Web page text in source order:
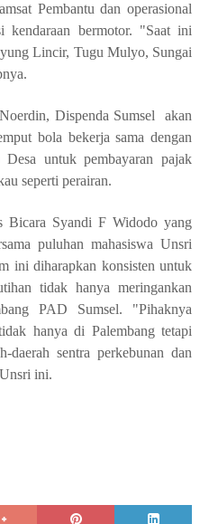
Pembantu dan operasional
kendaraan bermotor. "Saat ini
Lincir, Tugu Mulyo, Sungai
Dispenda Sumsel akan
bola bekerja sama dengan
Desa untuk pembayaran pajak
seperti perairan.
Bicara Syandi F Widodo yang
puluhan mahasiswa Unsri
ini diharapkan konsisten untuk
tidak hanya meringankan
PAD Sumsel. "Pihaknya
hanya di Palembang tetapi
daerah sentra perkebunan dan
ini.